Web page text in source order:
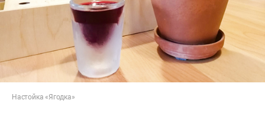
Настойка «Ягодка»